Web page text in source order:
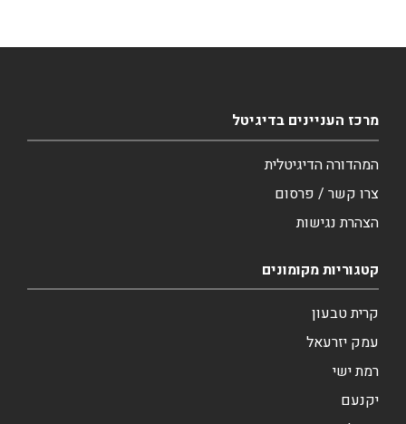
מרכז העניינים בדיגיטל
המהדורה הדיגיטלית
צרו קשר / פרסום
הצהרת נגישות
קטגוריות מקומונים
קרית טבעון
עמק יזרעאל
רמת ישי
יקנעם